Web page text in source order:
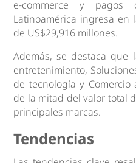
e-commerce y
Latinoamérica ingresa
de US$29,916 millones.
Además, se destaca que
entretenimiento,
de tecnología y
de la mitad del valor total
principales marcas.
Tendencias